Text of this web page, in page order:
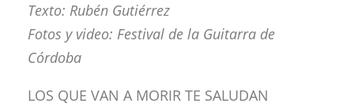
Texto: Rubén Gutiérrez
Fotos y video: Festival de la Guitarra de
Córdoba
LOS QUE VAN A MORIR TE SALUDAN